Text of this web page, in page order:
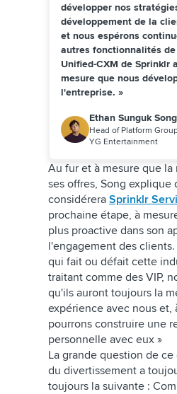
développer nos
développement de la
et nous espérons
autres fonctionnalités
Unified-CXM de Sprinklr
mesure que nous
l'entreprise. »
Ethan Sunguk Song
Head of Platform
YG Entertainment
Au fur et à mesure que
ses offres, Song explique
considérera Sprinklr
prochaine étape, à
plus proactive dans son
l'engagement des clients.
qui fait ou défait cette
traitant comme des VIP,
qu'ils auront toujours la
expérience avec nous et,
pourrons construire une
personnelle avec eux »
La grande question de
du divertissement a
toujours la suivante :